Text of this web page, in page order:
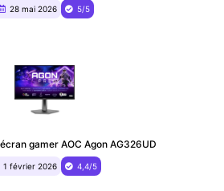
28 mai 2026 5/5
gamer AOC Agon AG326UD
1 février 2026 4,4/5